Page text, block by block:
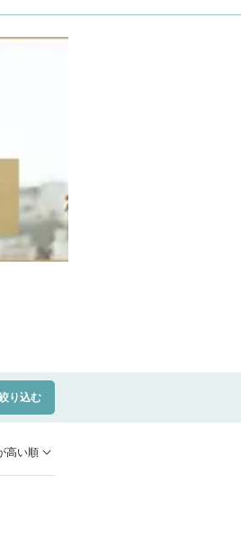
り込む
高い順